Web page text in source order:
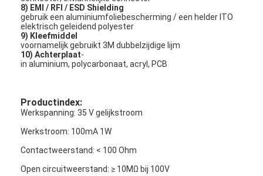
Neem contact met ons op
Nieuws
LEIDENE Membraanschakelaar
8) EMI / RFI / ESD Shielding
gebruik een aluminiumfoliebescherming / een helder ITO
elektrisch geleidend polyester
9) Kleefmiddel
voornamelijk gebruikt 3M dubbelzijdige lijm
10) Achterplaat-
in aluminium, polycarbonaat, acryl, PCB
Productindex:
Werkspanning: 35 V gelijkstroom
Werkstroom: 100mA 1W
Contactweerstand: < 100 Ohm
Open circuitweerstand: ≥ 10MΩ bij 100V